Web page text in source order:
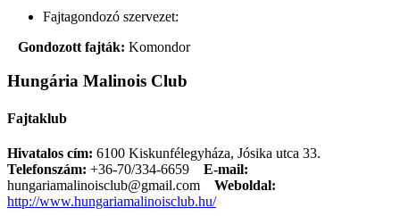
Fajtagondozó szervezet:
Gondozott fajták: Komondor
Hungária Malinois Club
Fajtaklub
Hivatalos cím: 6100 Kiskunfélegyháza, Jósika utca 33.
Telefonszám: +36-70/334-6659
E-mail:
hungariamalinoisclub@gmail.com
Weboldal:
http://www.hungariamalinoisclub.hu/